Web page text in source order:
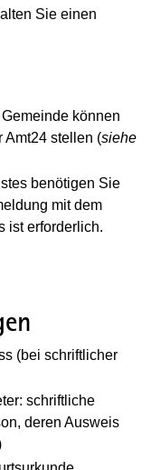
Sie einen
können
Amt24 stellen (siehe
benötigen Sie
mit dem
ist erforderlich.
(bei schriftlicher
schriftliche
deren Ausweis